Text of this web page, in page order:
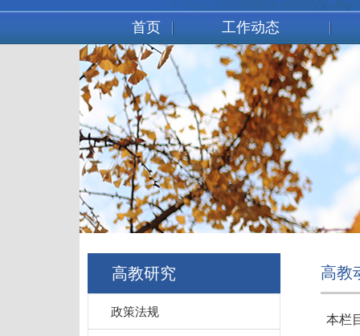
首页 工作动态
高教研究
政策法规
高教
本栏